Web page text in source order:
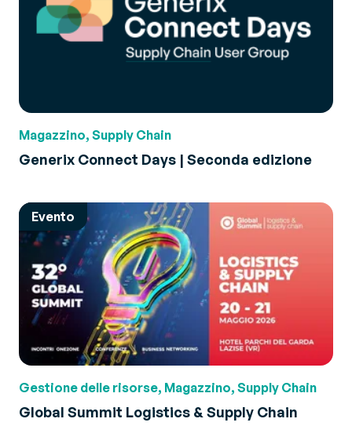
Magazzino, Supply Chain
Generix Connect Days | Seconda edizione
Evento
Gestione delle risorse, Magazzino, Supply Chain
Global Summit Logistics & Supply Chain